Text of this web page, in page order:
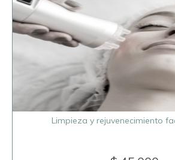
Limpieza y rejuvenecimiento